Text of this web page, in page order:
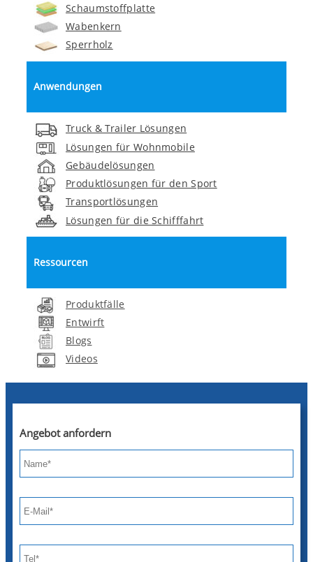
Schaumstoffplatte
Wabenkern
Sperrholz
Anwendungen
Truck & Trailer Lösungen
Lösungen für Wohnmobile
Gebäudelösungen
Produktlösungen für den Sport
Transportlösungen
Lösungen für die Schifffahrt
Ressourcen
Produktfälle
Entwirft
Blogs
Videos
Angebot anfordern